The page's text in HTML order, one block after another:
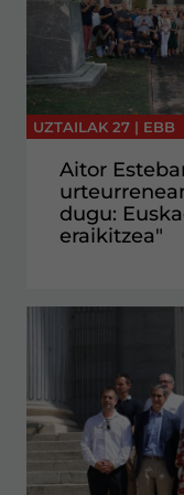
UZTAILAK 27 | EBB
Aitor
dugu:
eraikitzea"